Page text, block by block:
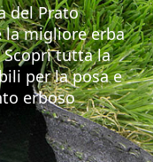
del Prato
la migliore erba
tutta la
per la posa e
erboso